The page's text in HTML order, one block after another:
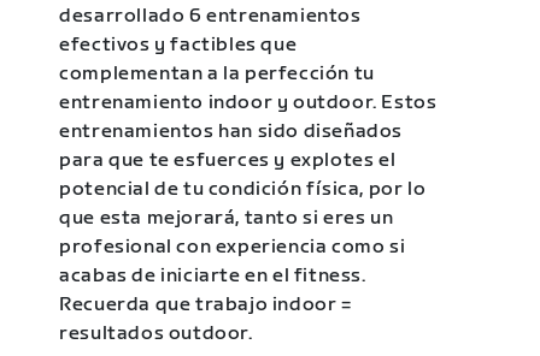
desarrollado 6 entrenamientos
efectivos y factibles que
complementan a la perfección tu
entrenamiento indoor y outdoor. Estos
entrenamientos han sido diseñados
para que te esfuerces y explotes el
potencial de tu condición física, por lo
que esta mejorará, tanto si eres un
profesional con experiencia como si
acabas de iniciarte en el fitness.
Recuerda que trabajo indoor =
resultados outdoor.